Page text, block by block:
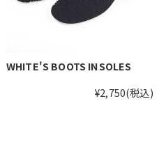
WHITE'S BOOTS INSOLES
¥2,750(税込)